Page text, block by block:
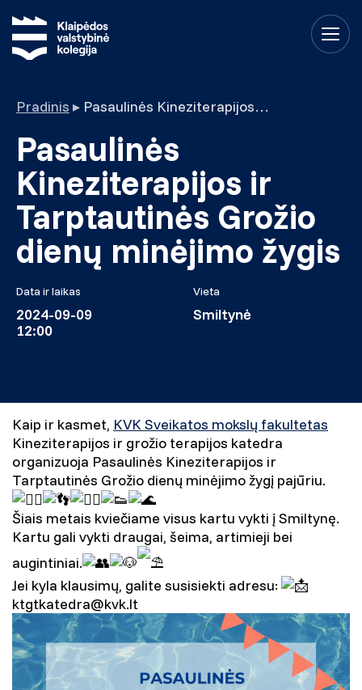
Pradinis ▸ Pasaulinės Kineziterapijos ir Tarptautinės Grožio dienų minėjimo žygis
Pasaulinės
Kineziterapijos ir
Tarptautinės Grožio
dienų minėjimo žygis
Data ir laikas
2024-09-09
12:00
Vieta
Smiltynė
Kaip ir kasmet, KVK Sveikatos mokslų fakultetas
Kineziterapijos ir grožio terapijos katedra
organizuoja Pasaulinės Kineziterapijos ir
Tarptautinės Grožio dienų minėjimo žygį pajūriu.
Šiais metais kviečiame visus kartu vykti į Smiltynę.
Kartu gali vykti draugai, šeima, artimieji bei
augintiniai.
Jei kyla klausimų, galite susisiekti adresu:
ktgtkatedra@kvk.lt